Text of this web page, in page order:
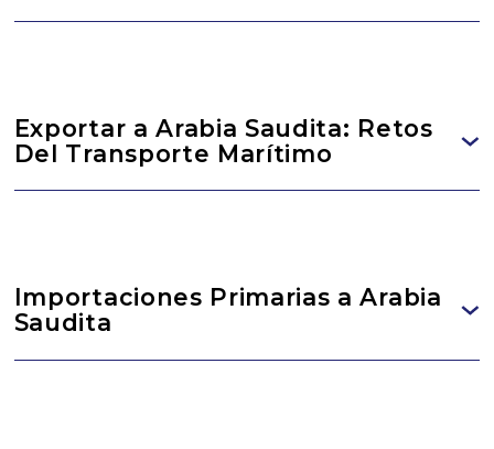
Exportar a Arabia Saudita: Retos
Del Transporte Marítimo
Importaciones Primarias a Arabia
Saudita